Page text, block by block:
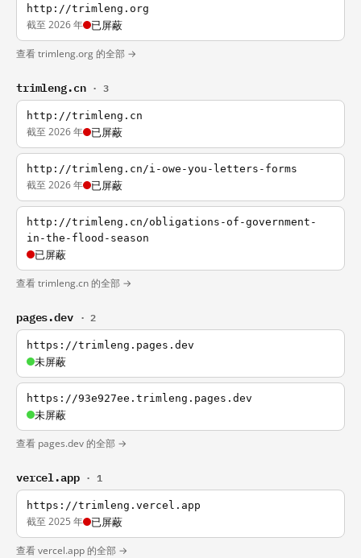
http://trimleng.org
截至 2026 年 已屏蔽
查看 trimleng.org 的全部 →
trimleng.cn · 3
http://trimleng.cn
截至 2026 年 已屏蔽
http://trimleng.cn/i-owe-you-letters-forms
截至 2026 年 已屏蔽
http://trimleng.cn/obligations-of-government-
in-the-flood-season
已屏蔽
查看 trimleng.cn 的全部 →
pages.dev · 2
https://trimleng.pages.dev
未屏蔽
https://93e927ee.trimleng.pages.dev
未屏蔽
查看 pages.dev 的全部 →
vercel.app · 1
https://trimleng.vercel.app
截至 2025 年 已屏蔽
查看 vercel.app 的全部 →